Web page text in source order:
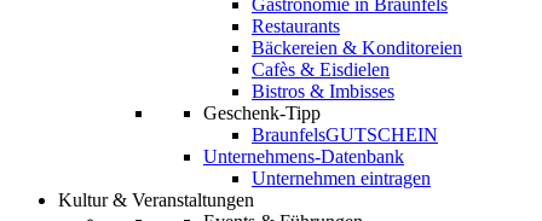
Gastronomie in Braunfels
Restaurants
Bäckereien & Konditoreien
Cafès & Eisdielen
Bistros & Imbisses
Geschenk-Tipp
BraunfelsGUTSCHEIN
Unternehmens-Datenbank
Unternehmen eintragen
Kultur & Veranstaltungen